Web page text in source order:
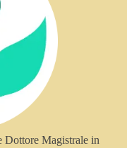
Dottore Magistrale in